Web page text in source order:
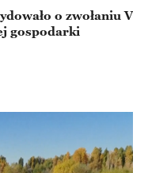
o zwołaniu V
gospodarki